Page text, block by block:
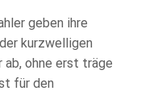
geben ihre
kurzwelligen
ohne erst träge
für den